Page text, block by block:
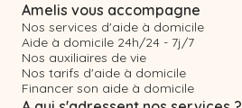
Amelis vous accompagne
Nos services d'aide à domicile
Aide à domicile 24h/24 - 7j/7
Nos auxiliaires de vie
Nos tarifs d'aide à domicile
Financer son aide à domicile